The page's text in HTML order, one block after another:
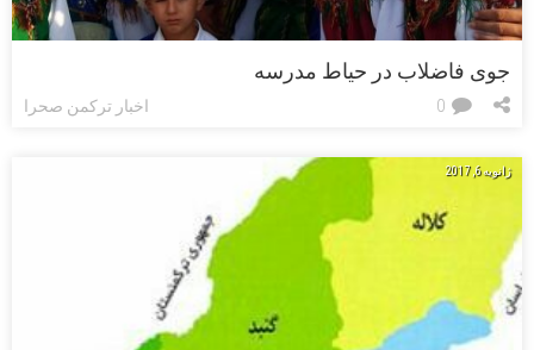
جوی فاضلاب در حیاط مدرسه
اخبار ترکمن صحرا 0
ژانویه 6, 2017